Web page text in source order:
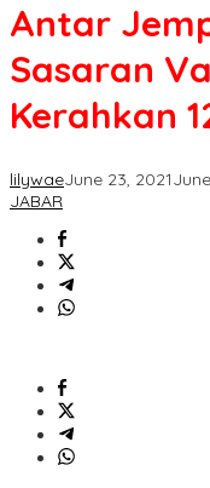
Antar
Sasaran
Kerahkan
lilywaeJune 23, 2021
JABAR